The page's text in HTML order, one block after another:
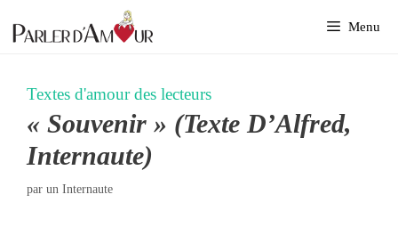
au
Menu
Textes d'amour des lecteurs
« Souvenir » (Texte D’Alfred,
Internaute)
par un Internaute